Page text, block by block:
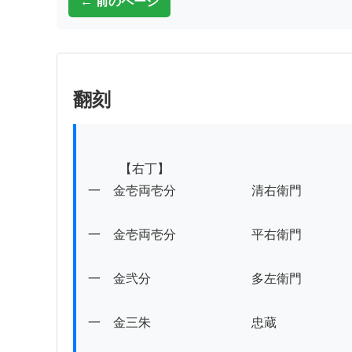
翻刻
一　金壱両壱分　　　　　　清右衛門
一　金壱両壱分　　　　　　平右衛門
一　金弐分　　　　　　　　多左衛門
一　金三朱　　　　　　　　忠蔵